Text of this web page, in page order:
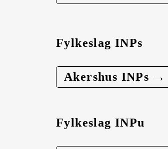
Fylkeslag INPs
Akershus INPs →
Fylkeslag INPu